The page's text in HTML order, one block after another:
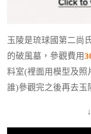
玉陵是琉球國第二尚
的破風墓，參觀費用
料室(裡面用模型及照
誰)參觀完之後再去玉